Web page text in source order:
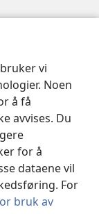
vi
Noen
å få
avvises. Du
for å
dataene vil
For
bruk av